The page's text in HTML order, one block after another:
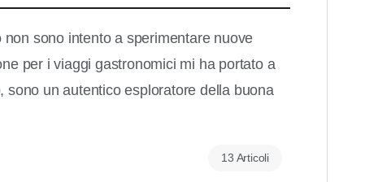
sono intento a sperimentare nuove
per i viaggi gastronomici mi ha portato a
un autentico esploratore della buona
13 Articoli